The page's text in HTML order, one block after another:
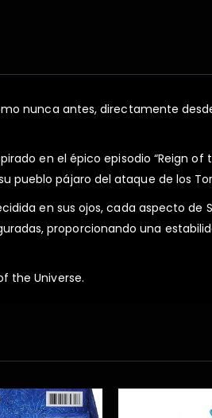
nunca antes, directamente
en el épico episodio “Reign of
pueblo pájaro del ataque de los
en sus ojos, cada aspecto de
proporcionando una
the Universe.